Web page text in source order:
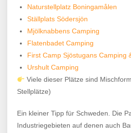
Naturstellplatz Boningamålen
Ställplats Södersjön
Mjölknabbens Camping
Flatenbadet Camping
First Camp Sjöstugans Camping
Urshult Camping
Viele dieser Plätze sind
Stellplätze)
Ein kleiner Tipp für Schweden. Die
Industriegebieten auf denen auch